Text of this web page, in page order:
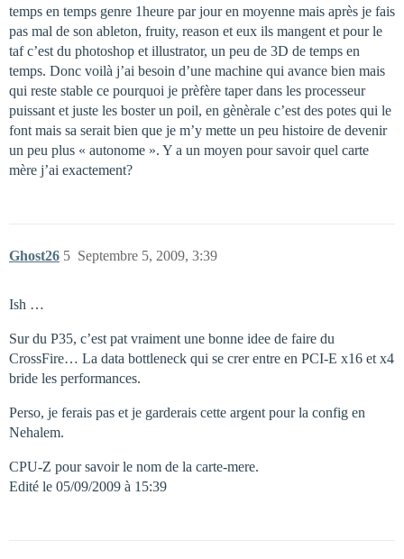
temps en temps genre 1heure par jour en moyenne mais après je fais
pas mal de son ableton, fruity, reason et eux ils mangent et pour le
taf c’est du photoshop et illustrator, un peu de 3D de temps en
temps. Donc voilà j’ai besoin d’une machine qui avance bien mais
qui reste stable ce pourquoi je prèfère taper dans les processeur
puissant et juste les boster un poil, en gènèrale c’est des potes qui le
font mais sa serait bien que je m’y mette un peu histoire de devenir
un peu plus « autonome ». Y a un moyen pour savoir quel carte
mère j’ai exactement?
Ghost26 Septembre 5, 2009, 3:39
5
Ish …
Sur du P35, c’est pat vraiment une bonne idee de faire du
CrossFire… La data bottleneck qui se crer entre en PCI-E x16 et x4
bride les performances.
Perso, je ferais pas et je garderais cette argent pour la config en
Nehalem.
CPU-Z pour savoir le nom de la carte-mere.
Edité le 05/09/2009 à 15:39